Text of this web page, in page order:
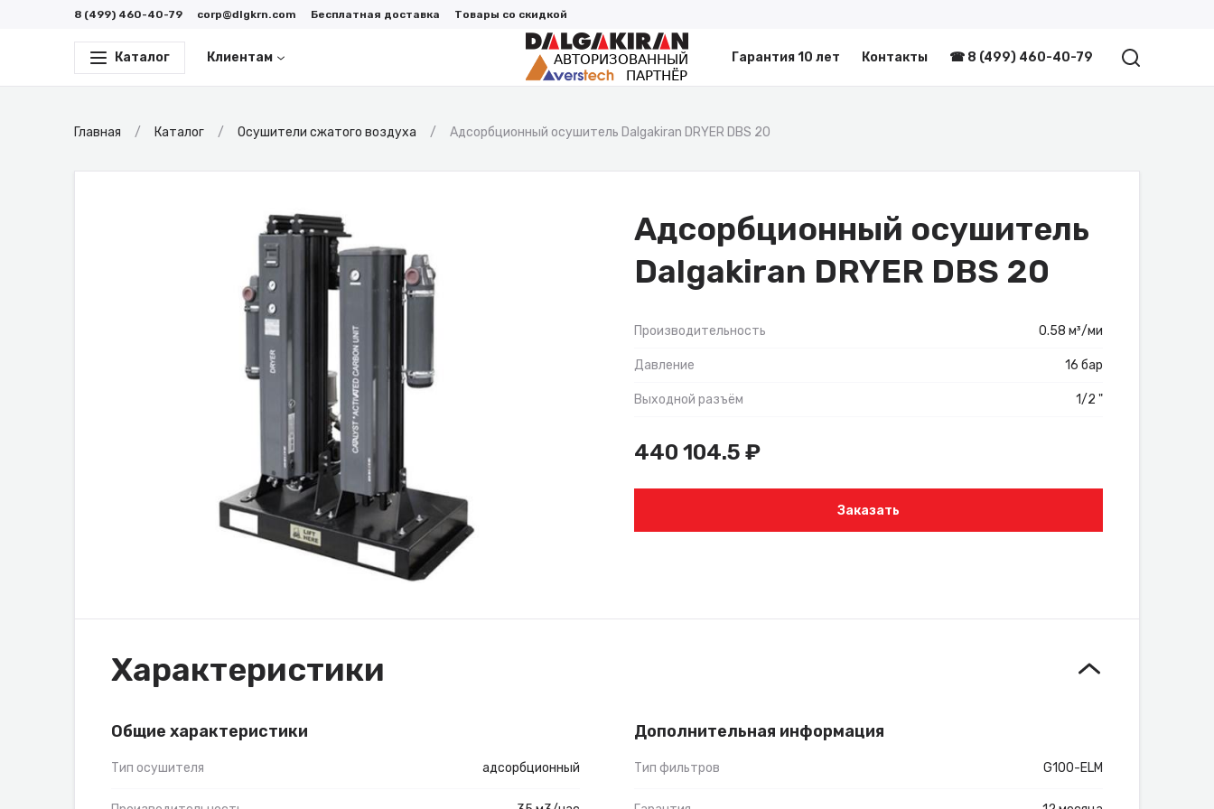
8 (499) 460-40-79 corp@dlgkrn.com Бесплатная доставка Товары со скидкой
Каталог Клиентам Гарантия 10 лет Контакты ☎ 8 (499) 460-40-79
Главная Каталог Осушители сжатого воздуха Адсорбционный осушитель Dalgakiran DRYER DBS 20
Адсорбционный осушитель
Dalgakiran DRYER DBS 20
Производительность 0.58 м³/ми
Давление 16 бар
Выходной разъём 1/2 "
440 104.5 ₽
Заказать
Характеристики
Общие характеристики
Тип осушителя адсорбционный
Дополнительная информация
Тип фильтров G100-ELM